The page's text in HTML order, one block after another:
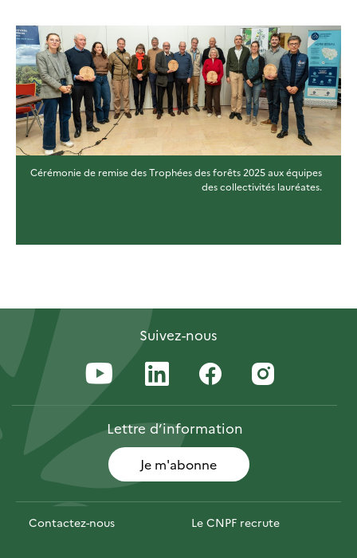
Cérémonie de remise des Trophées des forêts 2025 aux équipes
des collectivités lauréates.
Suivez-nous
Lettred’information
Je m'abonne
Contactez-nous Le CNPF recrute